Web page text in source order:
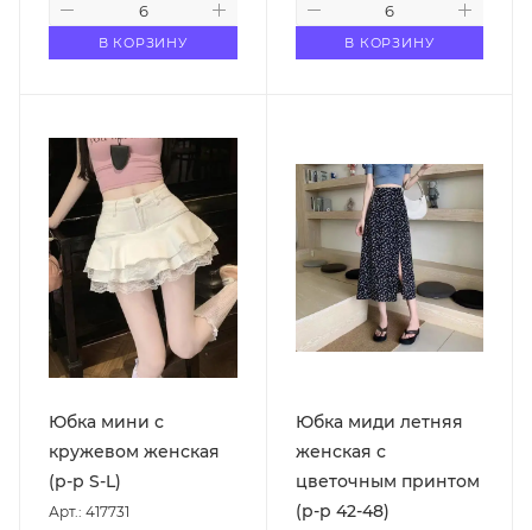
В КОРЗИНУ В КОРЗИНУ
Юбка мини с
кружевом женская
(р-р S-L)
Арт.: 417731
Юбка миди летняя
женская с
цветочным принтом
(р-р 42-48)